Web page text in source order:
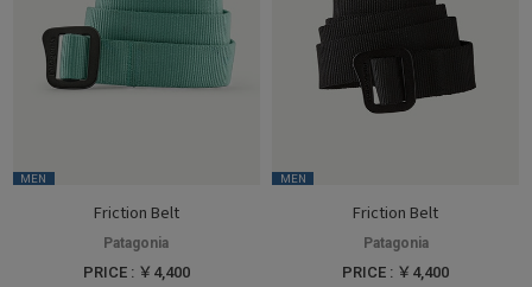
MEN
Friction Belt
Patagonia
PRICE : ￥4,400
MEN
Friction Belt
Patagonia
PRICE : ￥4,400